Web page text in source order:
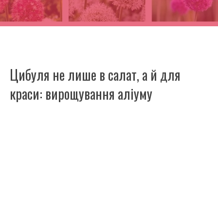
Цибуля не лише в салат, а й для
краси: вирощування аліуму